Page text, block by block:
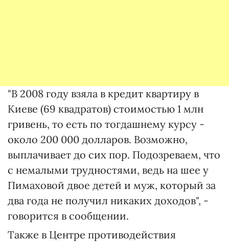
"В 2008 году взяла в кредит квартиру в
Киеве (69 квадратов) стоимостью 1 млн
гривень, то есть по тогдашнему курсу -
около 200 000 долларов. Возможно,
выплачивает до сих пор. Подозреваем, что
с немалыми трудностями, ведь на шее у
Пимаховой двое детей и муж, который за
два года не получил никаких доходов", -
говорится в сообщении.
Также в Центре противодействия